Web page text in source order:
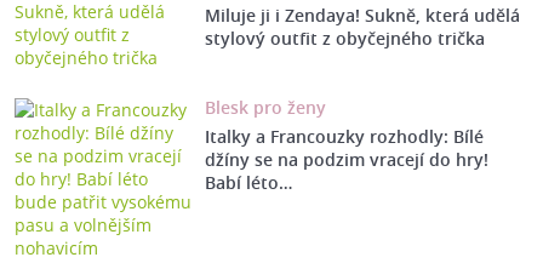
Miluje ji i Zendaya! Sukně, která udělá
stylový outfit z obyčejného trička
Blesk pro ženy
Italky a Francouzky rozhodly: Bílé
džíny se na podzim vracejí do hry!
Babí léto…